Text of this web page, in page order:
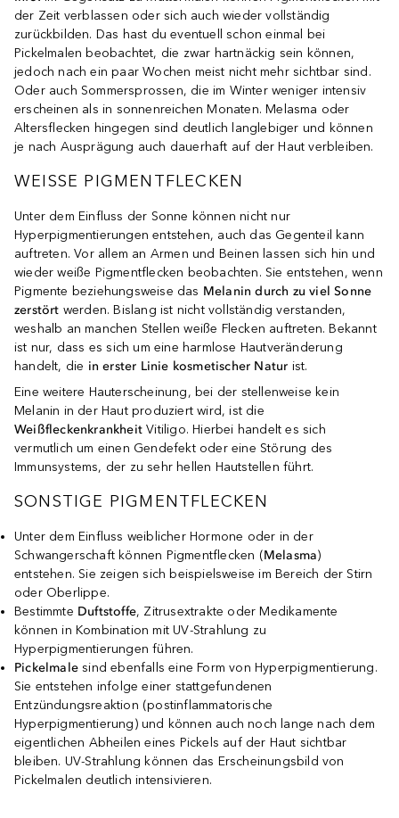
der Zeit verblassen oder sich auch wieder vollständig
zurückbilden. Das hast du eventuell schon einmal bei
Pickelmalen beobachtet, die zwar hartnäckig sein können,
jedoch nach ein paar Wochen meist nicht mehr sichtbar sind.
Oder auch Sommersprossen, die im Winter weniger intensiv
erscheinen als in sonnenreichen Monaten. Melasma oder
Altersflecken hingegen sind deutlich langlebiger und können
je nach Ausprägung auch dauerhaft auf der Haut verbleiben.
WEISSE PIGMENTFLECKEN
Unter dem Einfluss der Sonne können nicht nur
Hyperpigmentierungen entstehen, auch das Gegenteil kann
auftreten. Vor allem an Armen und Beinen lassen sich hin und
wieder weiße Pigmentflecken beobachten. Sie entstehen, wenn
Pigmente beziehungsweise das Melanin durch zu viel Sonne
zerstört werden. Bislang ist nicht vollständig verstanden,
weshalb an manchen Stellen weiße Flecken auftreten. Bekannt
ist nur, dass es sich um eine harmlose Hautveränderung
handelt, die in erster Linie kosmetischer Natur ist.
Eine weitere Hauterscheinung, bei der stellenweise kein
Melanin in der Haut produziert wird, ist die
Weißfleckenkrankheit Vitiligo. Hierbei handelt es sich
vermutlich um einen Gendefekt oder eine Störung des
Immunsystems, der zu sehr hellen Hautstellen führt.
SONSTIGE PIGMENTFLECKEN
Unter dem Einfluss weiblicher Hormone oder in der
Schwangerschaft können Pigmentflecken (Melasma)
entstehen. Sie zeigen sich beispielsweise im Bereich der Stirn
oder Oberlippe.
Bestimmte Duftstoffe, Zitrusextrakte oder Medikamente
können in Kombination mit UV-Strahlung zu
Hyperpigmentierungen führen.
Pickelmale sind ebenfalls eine Form von Hyperpigmentierung.
Sie entstehen infolge einer stattgefundenen
Entzündungsreaktion (postinflammatorische
Hyperpigmentierung) und können auch noch lange nach dem
eigentlichen Abheilen eines Pickels auf der Haut sichtbar
bleiben. UV-Strahlung können das Erscheinungsbild von
Pickelmalen deutlich intensivieren.